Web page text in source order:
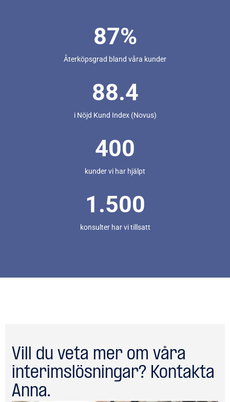
Återköpsgrad bland våra kunder
87%
i Nöjd Kund Index (Novus)
88.4
kunder vi har hjälpt
400
konsulter har vi tillsatt​
1.500
Vill du veta mer om våra
interimslösningar? Kontakta
Anna.